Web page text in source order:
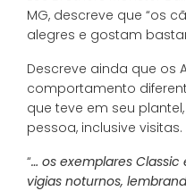
MG, descreve que “os
alegres e gostam
Descreve ainda que os
comportamento
que teve em seu
pessoa, inclusive visitas.
“… os exemplares
vigias noturnos,